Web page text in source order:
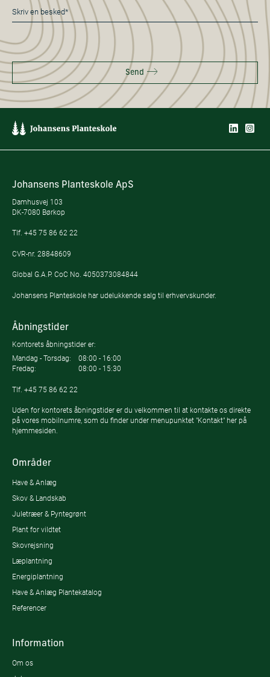
Besked
*
Send
Johansens Planteskole ApS
Damhusvej 103
DK-7080 Børkop
Tlf. +45 75 86 62 22
CVR-nr. 28848609
Global G.A.P. CoC No. 4050373084844
Johansens Planteskole har udelukkende salg til erhvervskunder.
Åbningstider
Kontorets åbningstider er:
Mandag - Torsdag:
08:00 - 16:00
Fredag:
08:00 - 15:30
Tlf. +45 75 86 62 22
Uden for kontorets åbningstider er du velkommen til at kontakte os direkte
på vores mobilnumre, som du finder under menupunktet "Kontakt" her på
hjemmesiden.
Områder
Have & Anlæg
Skov & Landskab
Juletræer & Pyntegrønt
Plant for vildtet
Skovrejsning
Læplantning
Energiplantning
Have & Anlæg Plantekatalog
Referencer
Information
Om os